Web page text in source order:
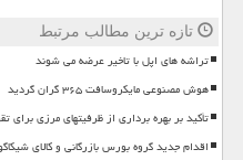
تازه ترین مطالب مرتبط
تراشه های اپل با تاخیر عرضه می شوند
هوش مصنوعی مایکروسافت ۳۶۵ گران گردید
تأکید بر بهره برداری از ظرفیتهای مرزی برای
اقدام جدید گروه بورس بازرگانی و کالای